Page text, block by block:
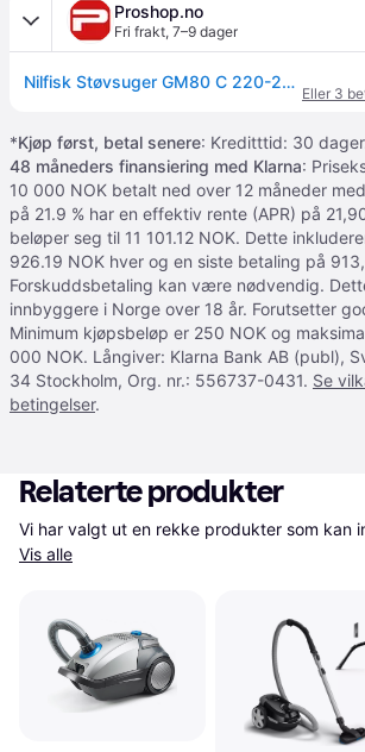
Proshop.no
Fri frakt, 7–9 dager
Nilfisk Støvsuger GM80 C 220-240V BLACK
Eller 3
*Kjøp først, betal senere: Kreditttid: 30
48 måneders finansiering med Klarna:
10 000 NOK betalt ned over 12 måneder
på 21.9 % har en effektiv rente (APR) på
beløper seg til 11 101.12 NOK. Dette
926.19 NOK hver og en siste betaling på
Forskuddsbetaling kan være nødvendig.
innbyggere i Norge over 18 år. Forutsetter
Minimum kjøpsbeløp er 250 NOK og
000 NOK. Långiver: Klarna Bank AB (publ),
34 Stockholm, Org. nr.: 556737-0431. Se
betingelser.
Relaterte produkter
Vis alle